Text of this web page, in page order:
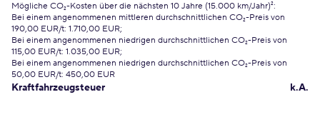
Mögliche CO₂-Kosten über die nächsten 10 Jahre (15.000 km/Jahr)²:
Bei einem angenommenen mittleren durchschnittlichen CO₂-Preis von
190,00 EUR/t: 1.710,00 EUR;
Bei einem angenommenen niedrigen durchschnittlichen CO₂-Preis von
115,00 EUR/t: 1.035,00 EUR;
Bei einem angenommenen niedrigen durchschnittlichen CO₂-Preis von
50,00 EUR/t: 450,00 EUR
Kraftfahrzeugsteuer k.A.